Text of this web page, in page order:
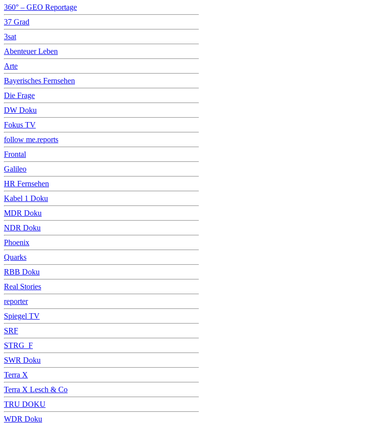
360° – GEO Reportage
37 Grad
3sat
Abenteuer Leben
Arte
Bayerisches Fernsehen
Die Frage
DW Doku
Fokus TV
follow me.reports
Frontal
Galileo
HR Fernsehen
Kabel 1 Doku
MDR Doku
NDR Doku
Phoenix
Quarks
RBB Doku
Real Stories
reporter
Spiegel TV
SRF
STRG_F
SWR Doku
Terra X
Terra X Lesch & Co
TRU DOKU
WDR Doku